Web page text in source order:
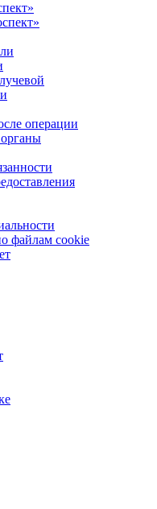
операции
файлам cookie